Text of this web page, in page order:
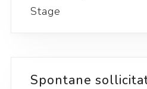
Stage
Spontane